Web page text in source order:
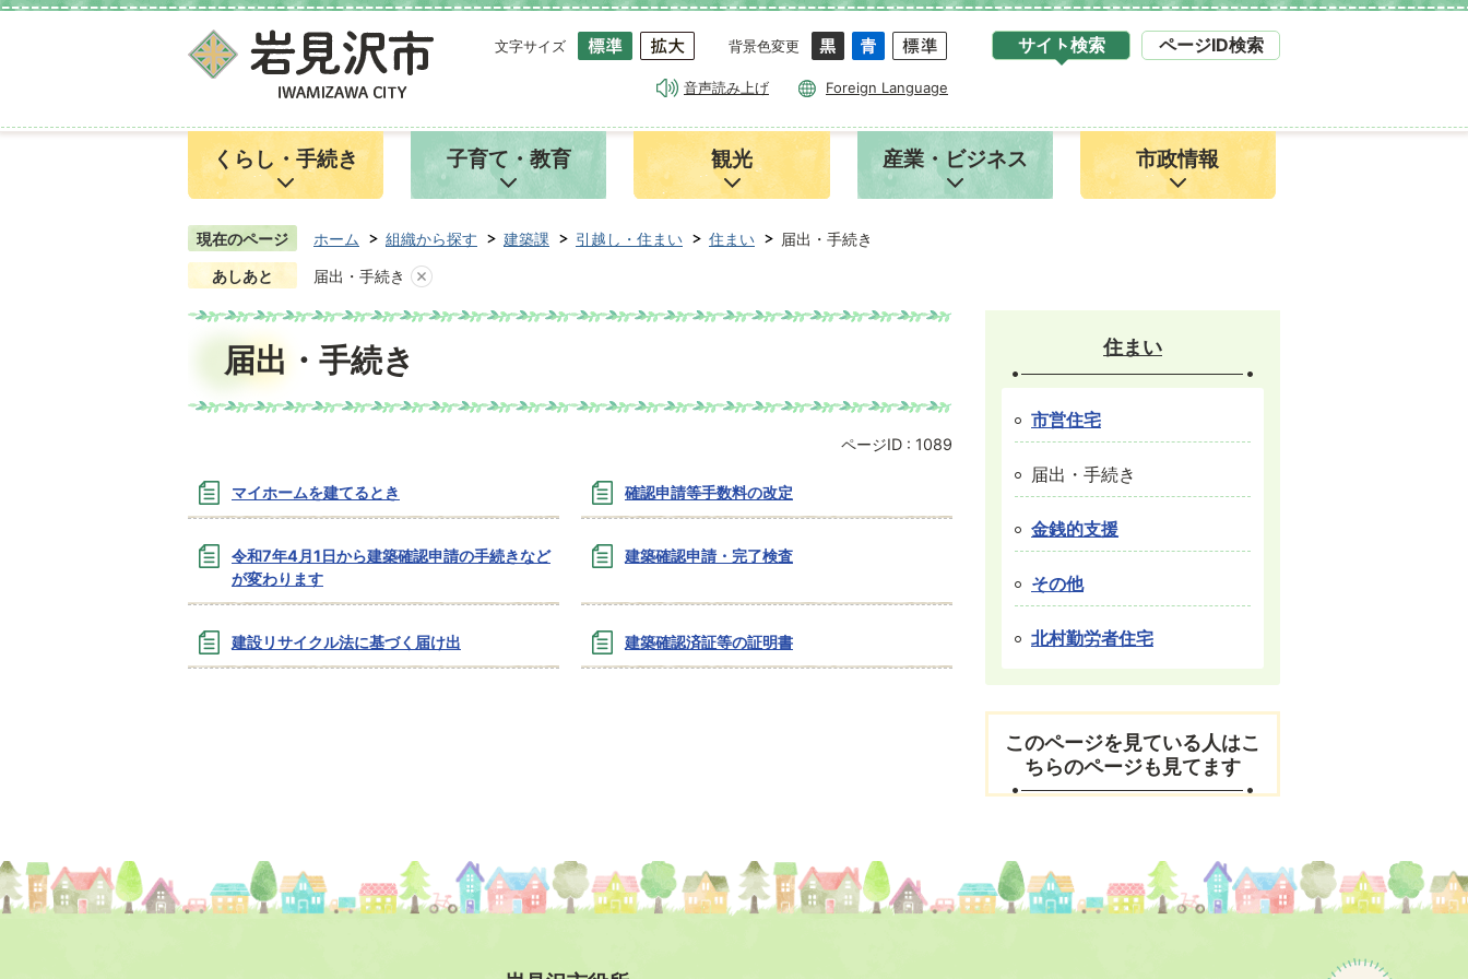
文字サイズ 背景色変更
音声読み上げ Foreign Language
サイト検索 ページID検索
ト
索
くらし・手続き 子育て・教育 観光 産業・ビジネス 市政情報
現在のページ ホーム 組織から探す 建築課 引越し・住まい 住まい
届出・手続き
あしあと
届出・手続き
届出・手続き
ページID : 1089
マイホームを建てるとき 確認申請等手数料の改定
令和7年4月1日から建築確認申請の手続きなど
が変わります
建築確認申請・完了検査
建設リサイクル法に基づく届け出 建築確認済証等の証明書
住まい
市営住宅
届出・手続き
金銭的支援
その他
北村勤労者住宅
このページを見ている人はこ
ちらのページも見てます
ペ